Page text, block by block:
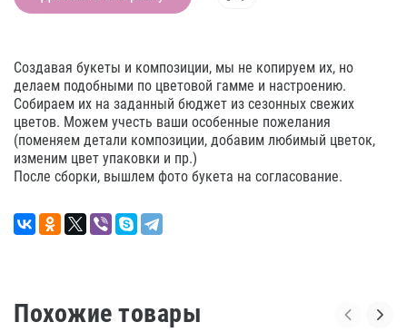
Создавая букеты и композиции, мы не копируем их, но
делаем подобными по цветовой гамме и настроению.
Собираем их на заданный бюджет из сезонных свежих
цветов. Можем учесть ваши особенные пожелания
(поменяем детали композиции, добавим любимый цветок,
изменим цвет упаковки и пр.)
После сборки, вышлем фото букета на согласование.
Похожие товары